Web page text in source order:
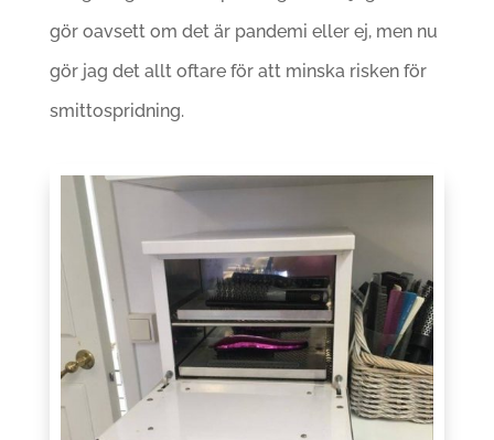
gör oavsett om det är pandemi eller ej, men nu
gör jag det allt oftare för att minska risken för
smittospridning.